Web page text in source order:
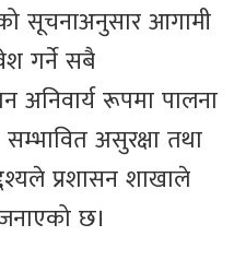
सूचनाअनुसार आगामी
गर्ने सबै
अनिवार्य रूपमा पालना
असुरक्षा तथा
प्रशासन शाखाले
छ।